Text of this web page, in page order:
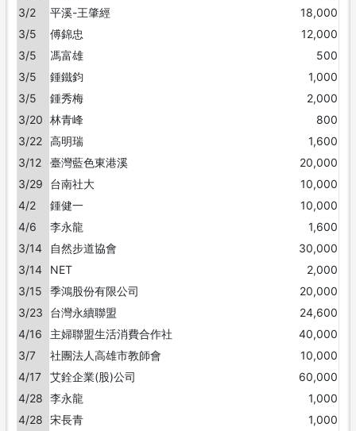
3/2
平溪-王肇經
18,000
3/5
傅錦忠
12,000
3/5
馮富雄
500
3/5
鍾鐵鈞
1,000
3/5
鍾秀梅
2,000
3/20 林青峰
800
3/22 高明瑞
1,600
3/12
臺灣藍色東港溪
20,000
3/29
台南社大
10,000
4/2
鍾健一
10,000
4/6
李永龍
1,600
3/14
自然步道協會
30,000
3/14
NET
2,000
3/15
季鴻股份有限公司
20,000
3/23
台灣永續聯盟
24,600
4/16
主婦聯盟生活消費合作社
40,000
3/7
社團法人高雄市教師會
10,000
4/17
艾銓企業(股)公司
60,000
4/28 李永龍
1,000
4/28 宋長青
1,000